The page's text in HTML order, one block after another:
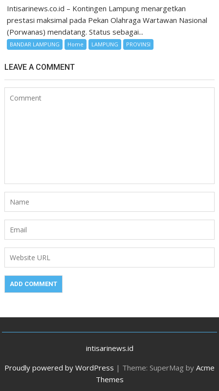
Intisarinews.co.id – Kontingen Lampung menargetkan
prestasi maksimal pada Pekan Olahraga Wartawan Nasional
(Porwanas) mendatang. Status sebagai...
BANDAR LAMPUNG Home LAMPUNG PROVINSI
LEAVE A COMMENT
intisarinews.id
Proudly powered by WordPress | Theme: SuperMag by Acme
Themes